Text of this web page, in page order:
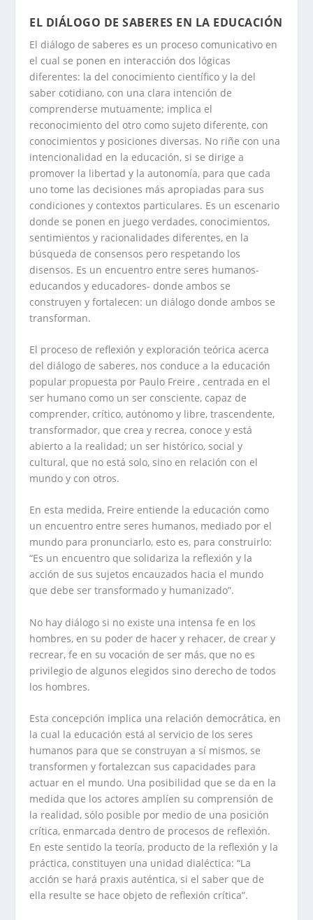
EL DIÁLOGO DE SABERES EN LA EDUCACIÓN
El diálogo de saberes es un proceso comunicativo en
el cual se ponen en interacción dos lógicas
diferentes: la del conocimiento científico y la del
saber cotidiano, con una clara intención de
comprenderse mutuamente; implica el
reconocimiento del otro como sujeto diferente, con
conocimientos y posiciones diversas. No riñe con una
intencionalidad en la educación, si se dirige a
promover la libertad y la autonomía, para que cada
uno tome las decisiones más apropiadas para sus
condiciones y contextos particulares. Es un escenario
donde se ponen en juego verdades, conocimientos,
sentimientos y racionalidades diferentes, en la
búsqueda de consensos pero respetando los
disensos. Es un encuentro entre seres humanos-
educandos y educadores- donde ambos se
construyen y fortalecen: un diálogo donde ambos se
transforman.
El proceso de reflexión y exploración teórica acerca
del diálogo de saberes, nos conduce a la educación
popular propuesta por Paulo Freire , centrada en el
ser humano como un ser consciente, capaz de
comprender, crítico, autónomo y libre, trascendente,
transformador, que crea y recrea, conoce y está
abierto a la realidad; un ser histórico, social y
cultural, que no está solo, sino en relación con el
mundo y con otros.
En esta medida, Freire entiende la educación como
un encuentro entre seres humanos, mediado por el
mundo para pronunciarlo, esto es, para construirlo:
“Es un encuentro que solidariza la reflexión y la
acción de sus sujetos encauzados hacia el mundo
que debe ser transformado y humanizado”.
No hay diálogo si no existe una intensa fe en los
hombres, en su poder de hacer y rehacer, de crear y
recrear, fe en su vocación de ser más, que no es
privilegio de algunos elegidos sino derecho de todos
los hombres.
Esta concepción implica una relación democrática, en
la cual la educación está al servicio de los seres
humanos para que se construyan a sí mismos, se
transformen y fortalezcan sus capacidades para
actuar en el mundo. Una posibilidad que se da en la
medida que los actores amplíen su comprensión de
la realidad, sólo posible por medio de una posición
crítica, enmarcada dentro de procesos de reflexión.
En este sentido la teoría, producto de la reflexión y la
práctica, constituyen una unidad dialéctica: “La
acción se hará praxis auténtica, si el saber que de
ella resulte se hace objeto de reflexión crítica”.